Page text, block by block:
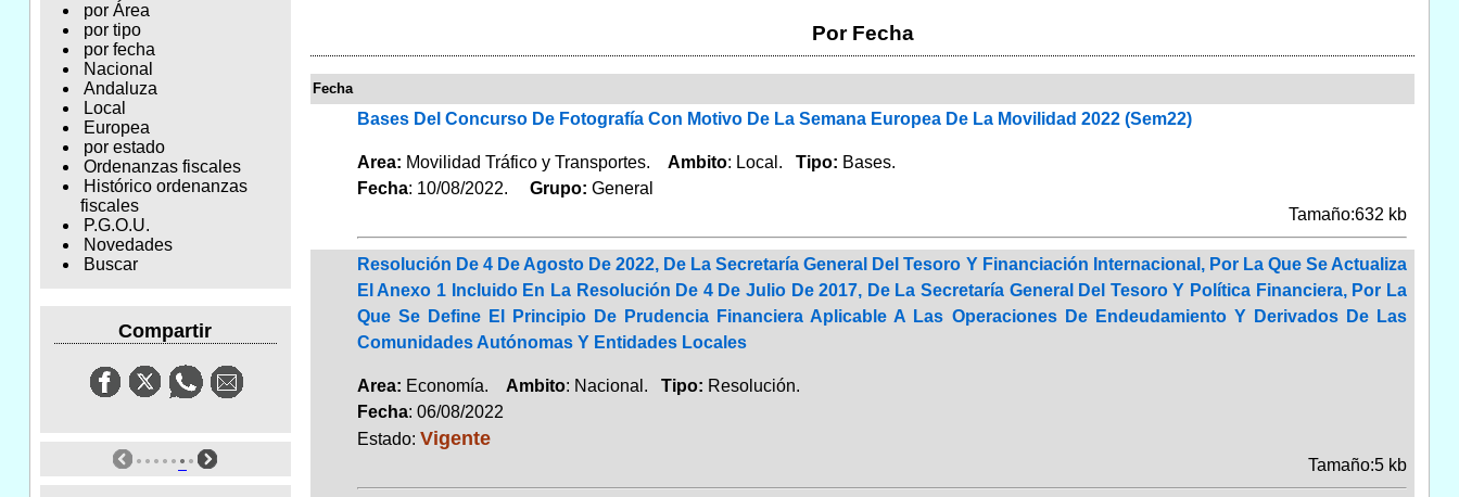
por Área
por tipo
por fecha
Nacional
Andaluza
Local
Europea
por estado
Ordenanzas fiscales
Histórico ordenanzas
fiscales
P.G.O.U.
Novedades
Buscar
Compartir
Por Fecha
Fecha
Bases Del Concurso De Fotografía Con Motivo De La Semana Europea De La Movilidad 2022 (Sem22)
Area: Movilidad Tráfico y Transportes. Ambito: Local. Tipo: Bases.
Fecha: 10/08/2022. Grupo: General
Tamaño:632 kb
Resolución De 4 De Agosto De 2022, De La Secretaría General Del Tesoro Y Financiación Internacional, Por La Que Se Actualiza
El Anexo 1 Incluido En La Resolución De 4 De Julio De 2017, De La Secretaría General Del Tesoro Y Política Financiera, Por La
Que Se Define El Principio De Prudencia Financiera Aplicable A Las Operaciones De Endeudamiento Y Derivados De Las
Comunidades Autónomas Y Entidades Locales
Area: Economía. Ambito: Nacional. Tipo: Resolución.
Fecha: 06/08/2022
Estado: Vigente
Tamaño:5 kb